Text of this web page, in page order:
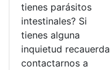
tienes parásitos
intestinales? Si
tienes alguna
inquietud recauerda
contactarnos a